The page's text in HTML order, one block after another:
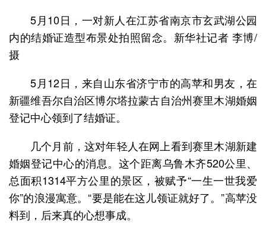
5月10日，一对新人在江苏省南京市玄武湖公园
内的结婚证造型布景处拍照留念。新华社记者 李博/
摄
5月12日，来自山东省济宁市的高苹和男友，在
新疆维吾尔自治区博尔塔拉蒙古自治州赛里木湖婚姻
登记中心领到了结婚证。
几个月前，这对年轻人在网上看到赛里木湖新建
婚姻登记中心的消息。这个距离乌鲁木齐520公里、
总面积1314平方公里的景区，被赋予“一生一世我爱
你”的浪漫寓意。“要是能在这儿领证就好了。”高苹没
料到，后来真的心想事成。